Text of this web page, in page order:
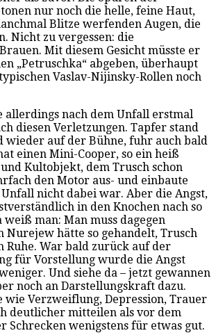
nur noch die helle, feine Haut,
Blitze werfenden Augen, die
Nicht zu vergessen: die
Mit diesem Gesicht müsste er
„Petruschka“ abgeben, überhaupt
Vaslav-Nijinsky-Rollen noch
allerdings nach dem Unfall erstmal
diesen Verletzungen. Tapfer stand
wieder auf der Bühne, fuhr auch bald
einen Mini-Cooper, so ein heiß
Kultobjekt, dem Trusch schon
den Motor aus- und einbaute
nicht dabei war. Aber die Angst,
in den Knochen nach so
weiß man: Man muss dagegen
Nurejew hätte so gehandelt, Trusch
Ruhe. War bald zurück auf der
für Vorstellung wurde die Angst
Und siehe da – jetzt gewannen
noch an Darstellungskraft dazu.
wie Verzweiflung, Depression, Trauer
deutlicher mitteilen als vor dem
Schrecken wenigstens für etwas gut.